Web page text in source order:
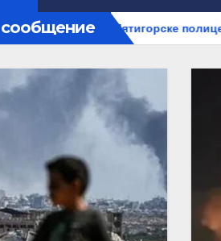
полицейские задержали